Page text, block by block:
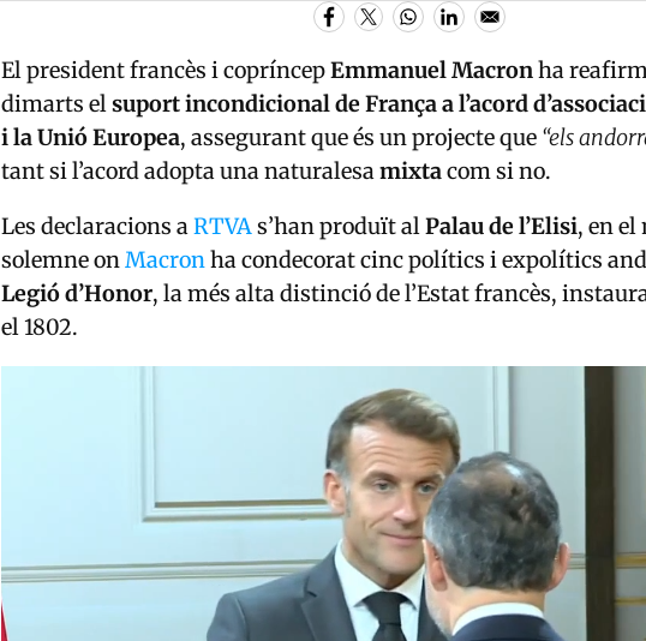
El president francès i copríncepEmmanuel Macronha
dimarts elsuport incondicional de França a l’acord
i la Unió Europea, assegurant que és un projecte que “els
tant si l’acord adopta una naturalesamixtacom si no.
Les declaracions aRTVAs’han produït alPalau de l’Elisi, en el
solemne onMacronha condecorat cinc polítics i expolítics
Legió d’Honor, la més alta distinció de l’Estat francès,
el 1802.